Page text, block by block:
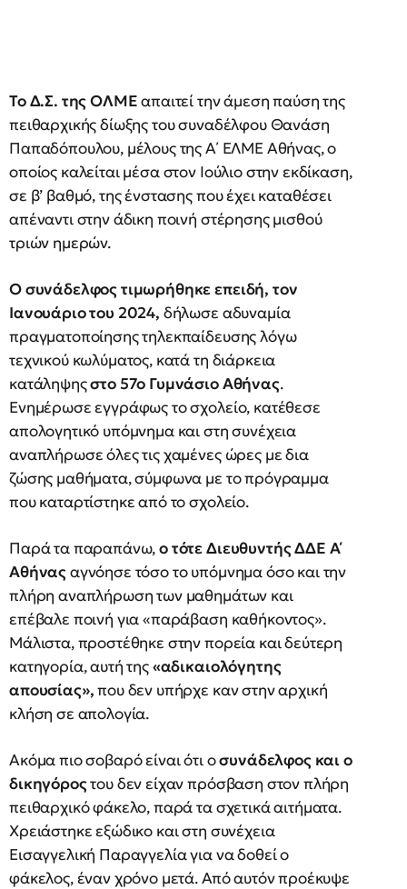
Το Δ.Σ. της ΟΛΜΕαπαιτεί την άμεση παύση της
πειθαρχικής δίωξης του συναδέλφου Θανάση
Παπαδόπουλου, μέλους της Α΄ ΕΛΜΕ Αθήνας, ο
οποίος καλείται μέσα στον Ιούλιο στην εκδίκαση,
σε β’ βαθμό, της ένστασης που έχει καταθέσει
απέναντι στην άδικη ποινή στέρησης μισθού
τριών ημερών.
Ο συνάδελφος τιμωρήθηκε επειδή, τον
Ιανουάριο του 2024, δήλωσε αδυναμία
πραγματοποίησης τηλεκπαίδευσης λόγω
τεχνικού κωλύματος, κατά τη διάρκεια
κατάληψηςστο 57ο Γυμνάσιο Αθήνας.
Ενημέρωσε εγγράφως το σχολείο, κατέθεσε
απολογητικό υπόμνημα και στη συνέχεια
αναπλήρωσε όλες τις χαμένες ώρες με δια
ζώσης μαθήματα, σύμφωνα με το πρόγραμμα
που καταρτίστηκε από το σχολείο.
Παρά τα παραπάνω,ο τότε Διευθυντής ΔΔΕ Α΄
Αθήναςαγνόησε τόσο το υπόμνημα όσο και την
πλήρη αναπλήρωση των μαθημάτων και
επέβαλε ποινή για «παράβαση καθήκοντος».
Μάλιστα, προστέθηκε στην πορεία και δεύτερη
κατηγορία, αυτή της«αδικαιολόγητης
απουσίας»,που δεν υπήρχε καν στην αρχική
κλήση σε απολογία.
Ακόμα πιο σοβαρό είναι ότι οσυνάδελφος και ο
δικηγόροςτου δεν είχαν πρόσβαση στον πλήρη
πειθαρχικό φάκελο, παρά τα σχετικά αιτήματα.
Χρειάστηκε εξώδικο και στη συνέχεια
Εισαγγελική Παραγγελία για να δοθεί ο
φάκελος, έναν χρόνο μετά. Από αυτόν προέκυψε